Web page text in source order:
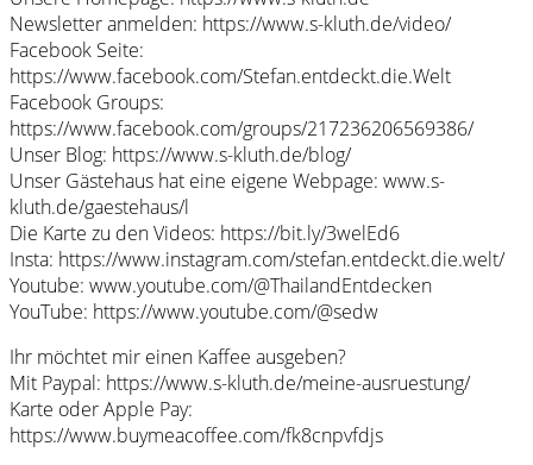
Newsletter anmelden: https://www.s-kluth.de/video/
Facebook Seite:
https://www.facebook.com/Stefan.entdeckt.die.Welt
Facebook Groups:
https://www.facebook.com/groups/217236206569386/
Unser Blog: https://www.s-kluth.de/blog/
Unser Gästehaus hat eine eigene Webpage: www.s-
kluth.de/gaestehaus/l
Die Karte zu den Videos: https://bit.ly/3welEd6
Insta: https://www.instagram.com/stefan.entdeckt.die.welt/
Youtube: www.youtube.com/@ThailandEntdecken
YouTube: https://www.youtube.com/@sedw
Ihr möchtet mir einen Kaffee ausgeben?
Mit Paypal: https://www.s-kluth.de/meine-ausruestung/
Karte oder Apple Pay:
https://www.buymeacoffee.com/fk8cnpvfdjs